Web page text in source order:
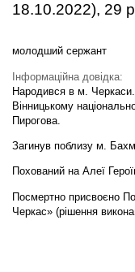
18.10.2022), 29
молодший сержант
Інформаційна довідка:
Народився в м.
Вінницькому
Пирогова.
Загинув поблизу м.
Похований на Алеї
Посмертно присвоєно
Черкас» (рішення